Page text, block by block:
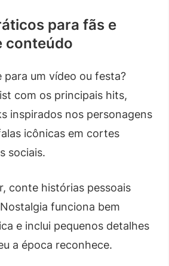
para fãs e
conteúdo
para um vídeo ou festa?
com os principais hits,
inspirados nos personagens
icônicas em cortes
sociais.
conte histórias pessoais
funciona bem
e inclui pequenos detalhes
a época reconhece.